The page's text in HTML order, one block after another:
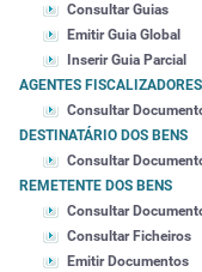
Consultar Guias
Emitir Guia Global
Inserir Guia Parcial
AGENTES FISCALIZADORES
Consultar
DESTINATÁRIO DOS BENS
Consultar
REMETENTE DOS BENS
Consultar
Consultar Ficheiros
Emitir Documentos